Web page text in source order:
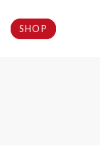
SHOP